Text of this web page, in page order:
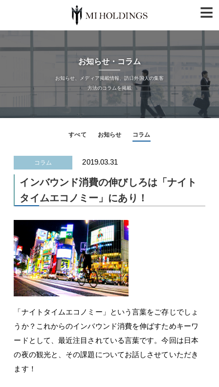
≡
お知らせ・コラム
お知らせ、メディア掲載情報、訪日外国人の集客
方法のコラムを掲載
すべて お知らせ コラム
コラム 2019.03.31
インバウンド消費の伸びしろは「ナイト
タイムエコノミー」にあり！
「ナイトタイムエコノミー」という言葉をご存じでしょ
うか？これからのインバウンド消費を伸ばすためキーワ
ードとして、最近注目されている言葉です。今回は日本
の夜の観光と、その課題についてお話しさせていただき
ます！